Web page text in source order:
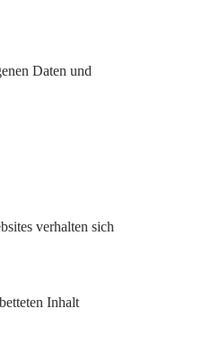
Daten und
verhalten sich
Inhalt